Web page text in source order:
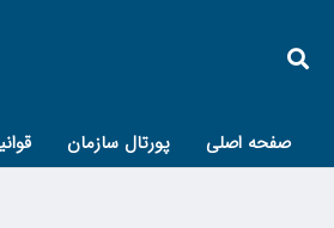
صفحه اصلی پورتال سازمان